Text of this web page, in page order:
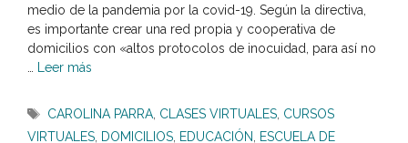
medio de la pandemia por la covid-19. Según la directiva,
es importante crear una red propia y cooperativa de
domicilios con «altos protocolos de inocuidad, para así no
… Leer más
Etiquetas
CAROLINA PARRA, CLASES VIRTUALES, CURSOS
VIRTUALES, DOMICILIOS, EDUCACIÓN, ESCUELA DE